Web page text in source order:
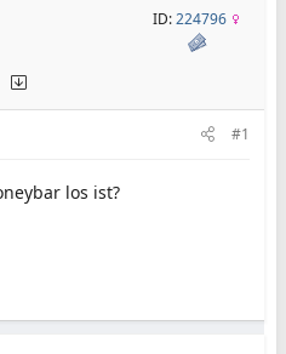
ID:224796
#1
los ist?